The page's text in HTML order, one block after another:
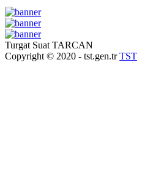
Turgat Suat TARCAN
Copyright © 2020 - tst.gen.trTST